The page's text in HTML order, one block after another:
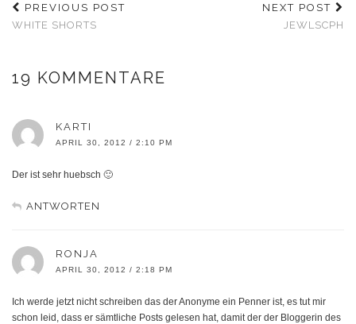
PREVIOUS POST
WHITE SHORTS
NEXT POST
JEWLSCPH
19 KOMMENTARE
KARTI
APRIL 30, 2012 / 2:10 PM
Der ist sehr huebsch 🙂
ANTWORTEN
RONJA
APRIL 30, 2012 / 2:18 PM
Ich werde jetzt nicht schreiben das der Anonyme ein Penner ist, es tut mir
schon leid, dass er sämtliche Posts gelesen hat, damit der der Bloggerin des